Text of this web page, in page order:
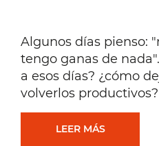
Algunos días pienso:
tengo ganas de
a esos días? ¿cómo
volverlos productivos?
LEER MÁSME